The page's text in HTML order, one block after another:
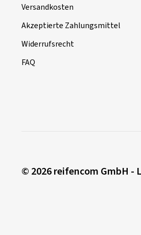
Versandkosten
Akzeptierte Zahlungsmittel
Widerrufsrecht
FAQ
© 2026 reifencom GmbH -